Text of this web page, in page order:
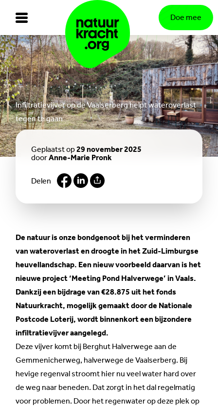
Doe mee
Infiltratievijver op de Vaalserberg helpt wateroverlast
tegen te gaan
Geplaatst op29 november 2025
doorAnne-Marie Pronk
Delen
De natuur is onze bondgenoot bij het verminderen
van wateroverlast en droogte in het Zuid-Limburgse
heuvellandschap. Een nieuw voorbeeld daarvan is het
nieuwe project ‘Meeting Pond Halverwege’ in Vaals.
Dankzij een bijdrage van €28.875 uit het fonds
Natuurkracht, mogelijk gemaakt door de Nationale
Postcode Loterij, wordt binnenkort een bijzondere
infiltratievijver aangelegd.
Deze vijver komt bij Berghut Halverwege aan de
Gemmenicherweg, halverwege de Vaalserberg. Bij
hevige regenval stroomt hier nu veel water hard over
de weg naar beneden. Dat zorgt in het dal regelmatig
voor problemen. Door het regenwater op deze plek op